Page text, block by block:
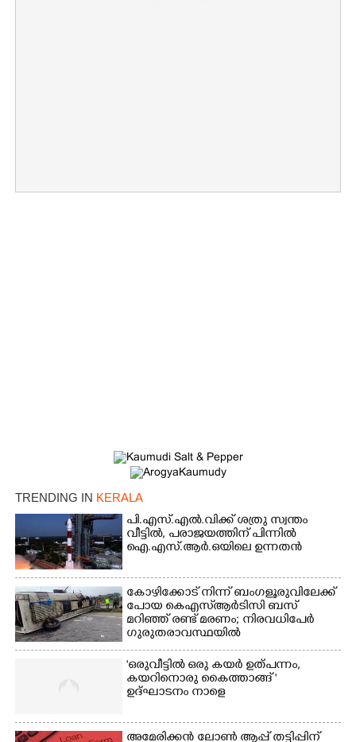
TRENDING IN KERALA
പി.എസ്.എൽ.വിക്ക് ശത്രു സ്വന്തം
വീട്ടിൽ,​ പരാജയത്തിന് പിന്നിൽ
ഐ.എസ്.ആർ.ഒയിലെ ഉന്നതൻ
കോഴിക്കോട് നിന്ന് ബംഗളൂരുവിലേക്ക്
പോയ കെഎസ്‌ആർടിസി ബസ്
മറിഞ്ഞ് രണ്ട് മരണം; നിരവധിപേർ
ഗുരുതരാവസ്ഥയിൽ
'ഒരുവീട്ടിൽ ഒരു കയർ ഉത്പന്നം,
കയറിനൊരു കൈത്താങ്ങ് '
ഉദ്ഘാടനം നാളെ
അമേരിക്കൻ ലോൺ ആപ്പ് തട്ടിപ്പിന്